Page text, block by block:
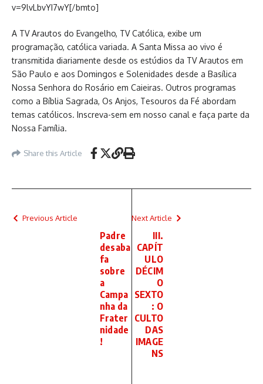
v=9lvLbvYI7wY[/bmto]
A TV Arautos do Evangelho, TV Católica, exibe um
programação, católica variada. A Santa Missa ao vivo é
transmitida diariamente desde os estúdios da TV Arautos em
São Paulo e aos Domingos e Solenidades desde a Basílica
Nossa Senhora do Rosário em Caieiras. Outros programas
como a Bíblia Sagrada, Os Anjos, Tesouros da Fé abordam
temas católicos. Inscreva-sem em nosso canal e faça parte da
Nossa Família.
Share this Article
Previous Article
Padre
desaba
fa
sobre
a
Campa
nha da
Frater
nidade
!
Next Article
III.
CAPÍT
ULO
DÉCIM
O
SEXTO
: O
CULTO
DAS
IMAGE
NS